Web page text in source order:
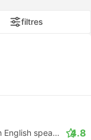
filtres
Daytrip private transfer with English speaking driver 4.8